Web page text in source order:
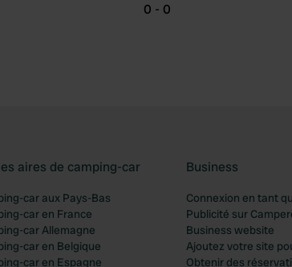
0 - 0
aires de camping-car
car aux Pays-Bas
car en France
car Allemagne
car en Belgique
car en Espagne
Business
Connexion en tant
Publicité sur
Business website
Ajoutez votre site
Obtenir des